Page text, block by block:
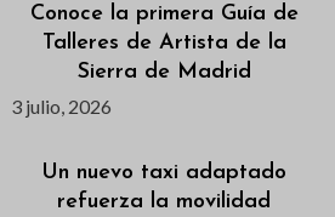
Conoce la primera Guía de
Talleres de Artista de la
Sierra de Madrid
3 julio, 2026
Un nuevo taxi adaptado
refuerza la movilidad